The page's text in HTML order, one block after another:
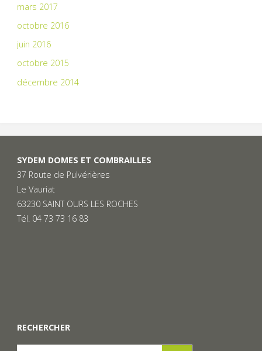
mars 2017
octobre 2016
juin 2016
octobre 2015
décembre 2014
SYDEM DOMES ET COMBRAILLES
37 Route de Pulvérières
Le Vauriat
63230 SAINT OURS LES ROCHES
Tél. 04 73 73 16 83
RECHERCHER